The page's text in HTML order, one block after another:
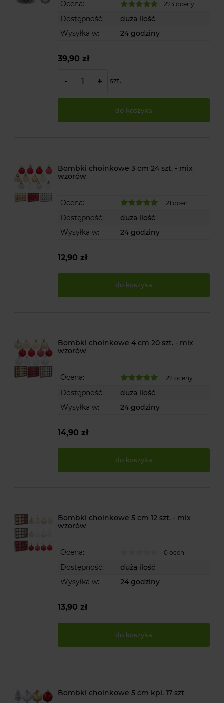
Ocena: 223 oceny
Dostępność:
duża ilość
Wysyłka w:
24 godziny
39,90 zł
- + szt.
do koszyka
Bombki choinkowe 3 cm 24 szt. - mix
wzorów
Ocena: 121 ocen
Dostępność:
duża ilość
Wysyłka w:
24 godziny
12,90 zł
do koszyka
Bombki choinkowe 4 cm 20 szt. - mix
wzorów
Ocena: 122 oceny
Dostępność:
duża ilość
Wysyłka w:
24 godziny
14,90 zł
do koszyka
Bombki choinkowe 5 cm 12 szt. - mix
wzorów
Ocena: 0 ocen
Dostępność:
duża ilość
Wysyłka w:
24 godziny
13,90 zł
do koszyka
Bombki choinkowe 5 cm kpl. 17 szt